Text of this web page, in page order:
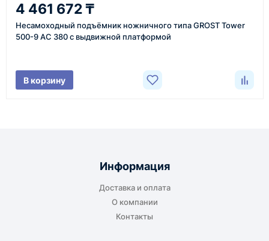
более быстрая отправка. Точный срок
менеджер сообщает при расчёте заказа.
Варианты доставки
отправляется до складского терминала
транспортной компании в городе получателя
или ближайшем доступном пункте выдачи.
4 461 672 ₸
Несамоходный подъёмник ножничного типа GROST Tower
500-9 АС 380 с выдвижной платформой
В корзину
Информация
Доставка и оплата
О компании
Контакты